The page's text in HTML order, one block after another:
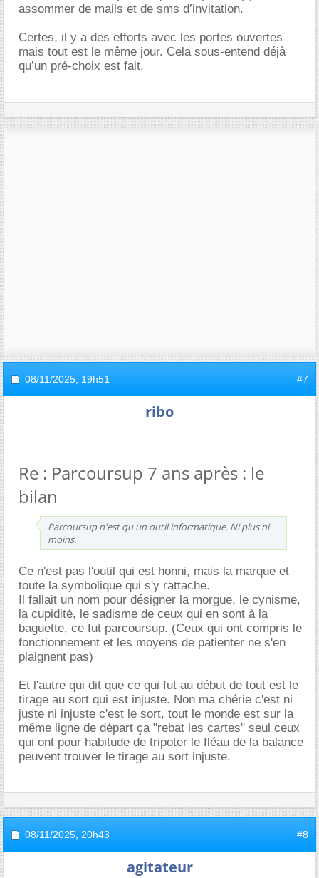
assommer de mails et de sms d’invitation.
Certes, il y a des efforts avec les portes ouvertes
mais tout est le même jour. Cela sous-entend déjà
qu’un pré-choix est fait.
08/11/2025, 19h51 #7
ribo
Re : Parcoursup 7 ans après : le
bilan
Parcoursup n'est qu un outil informatique. Ni plus ni
moins.
Ce n'est pas l'outil qui est honni, mais la marque et
toute la symbolique qui s'y rattache.
Il fallait un nom pour désigner la morgue, le cynisme,
la cupidité, le sadisme de ceux qui en sont à la
baguette, ce fut parcoursup. (Ceux qui ont compris le
fonctionnement et les moyens de patienter ne s'en
plaignent pas)
Et l'autre qui dit que ce qui fut au début de tout est le
tirage au sort qui est injuste. Non ma chérie c'est ni
juste ni injuste c'est le sort, tout le monde est sur la
même ligne de départ ça "rebat les cartes" seul ceux
qui ont pour habitude de tripoter le fléau de la balance
peuvent trouver le tirage au sort injuste.
08/11/2025, 20h43 #8
agitateur